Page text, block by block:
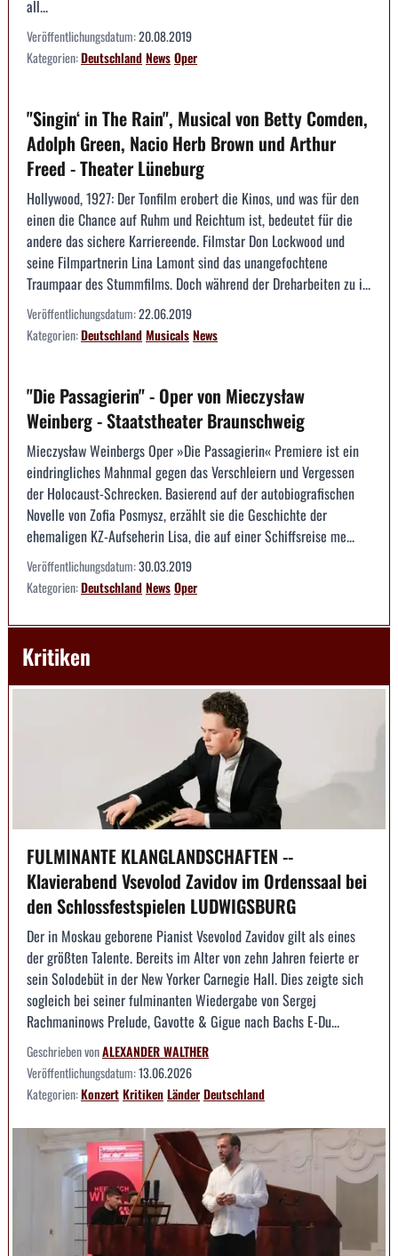
all...
Veröffentlichungsdatum:20.08.2019
Kategorien:DeutschlandNewsOper
"Singin‘ in The Rain", Musical von Betty Comden,
Adolph Green, Nacio Herb Brown und Arthur
Freed - Theater Lüneburg
Hollywood, 1927: Der Tonfilm erobert die Kinos, und was für den
einen die Chance auf Ruhm und Reichtum ist, bedeutet für die
andere das sichere Karriereende. Filmstar Don Lockwood und
seine Filmpartnerin Lina Lamont sind das unangefochtene
Traumpaar des Stummfilms. Doch während der Dreharbeiten zu i...
Veröffentlichungsdatum:22.06.2019
Kategorien:DeutschlandMusicalsNews
"Die Passagierin" - Oper von Mieczysław
Weinberg - Staatstheater Braunschweig
Mieczysław Weinbergs Oper »Die Passagierin« Premiere ist ein
eindringliches Mahnmal gegen das Verschleiern und Vergessen
der Holocaust-Schrecken. Basierend auf der autobiografischen
Novelle von Zofia Posmysz, erzählt sie die Geschichte der
ehemaligen KZ-Aufseherin Lisa, die auf einer Schiffsreise me...
Veröffentlichungsdatum:30.03.2019
Kategorien:DeutschlandNewsOper
Kritiken
FULMINANTE KLANGLANDSCHAFTEN --
Klavierabend Vsevolod Zavidov im Ordenssaal bei
den Schlossfestspielen LUDWIGSBURG
Der in Moskau geborene Pianist Vsevolod Zavidov gilt als eines
der größten Talente. Bereits im Alter von zehn Jahren feierte er
sein Solodebüt in der New Yorker Carnegie Hall. Dies zeigte sich
sogleich bei seiner fulminanten Wiedergabe von Sergej
Rachmaninows Prelude, Gavotte & Gigue nach Bachs E-Du...
Geschrieben vonALEXANDER WALTHER
Veröffentlichungsdatum:13.06.2026
Kategorien:KonzertKritikenLänderDeutschland